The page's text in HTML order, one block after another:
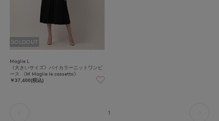
SOLDOUT
Maglie L
《大きいサイズ》バイカラーニットワンピ
ース 《M Maglie le cassetto》
￥37,400(税込)
1